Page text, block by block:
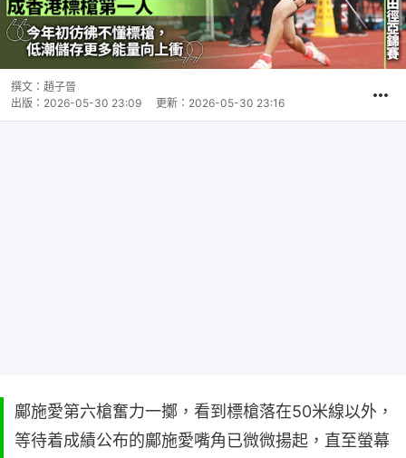
撰文： 趙子晉
出版： 2026-05-30 23:09 更新： 2026-05-30 23:16
鄺施愛第六槍奮力一擲，看到標槍落在50米線以外，
等待着成績公布的鄺施愛嘴角已微微揚起，直至螢幕